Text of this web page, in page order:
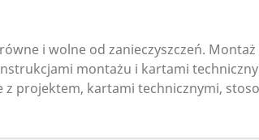
i wolne od zanieczyszczeń.
montażu i kartami
z projektem, kartami technicznymi,